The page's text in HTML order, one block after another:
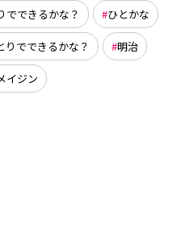
でできるかな？ ひとかな
でできるかな？ 明治
イジン